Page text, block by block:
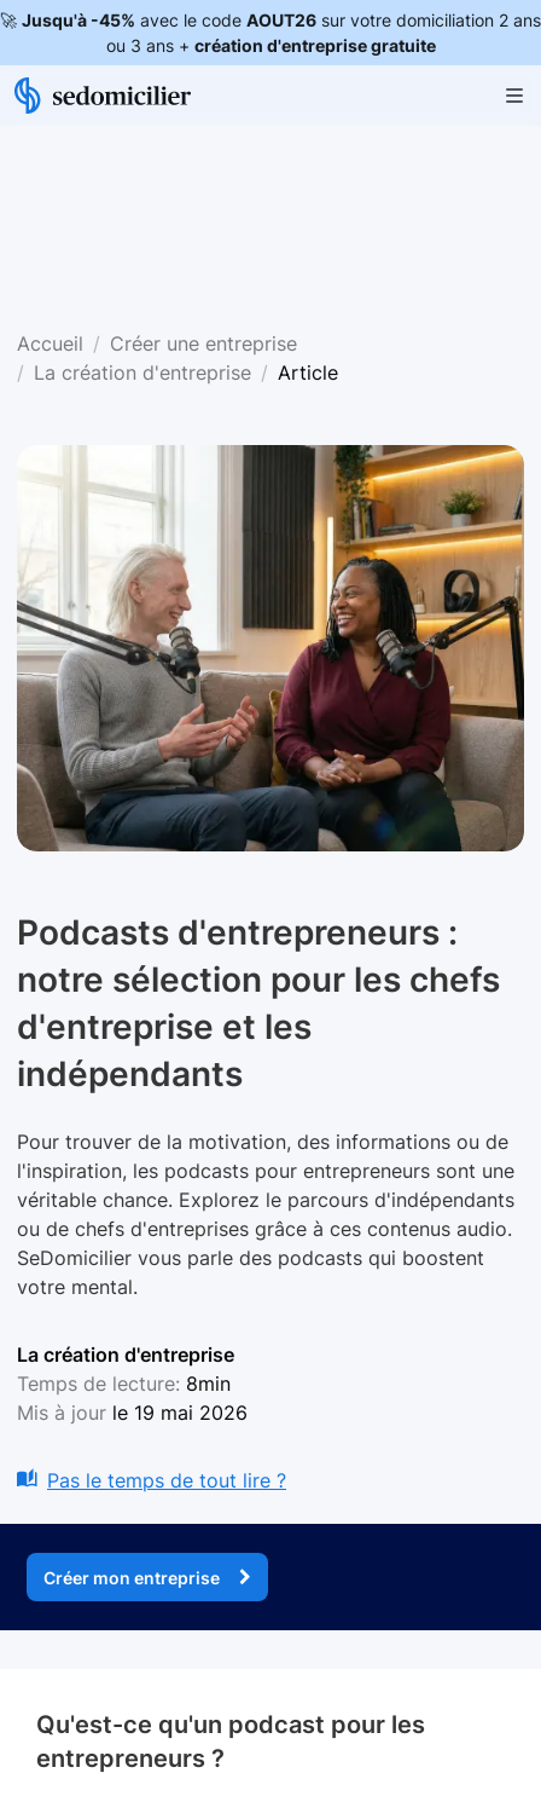
🚀 Jusqu'à -45% avec le code AOUT26 sur votre domiciliation 2 ans
ou 3 ans + création d'entreprise gratuite
Accueil
Créer une entreprise
La création d'entreprise
Article
Podcasts d'entrepreneurs :
notre sélection pour les chefs
d'entreprise et les
indépendants
Pour trouver de la motivation, des informations ou de
l'inspiration, les podcasts pour entrepreneurs sont une
véritable chance. Explorez le parcours d'indépendants
ou de chefs d'entreprises grâce à ces contenus audio.
SeDomicilier vous parle des podcasts qui boostent
votre mental.
La création d'entreprise
Temps de lecture: 8min
Mis à jour le 19 mai 2026
Pas le temps de tout lire ?
Créer mon entreprise
Qu'est-ce qu'un podcast pour les
entrepreneurs ?